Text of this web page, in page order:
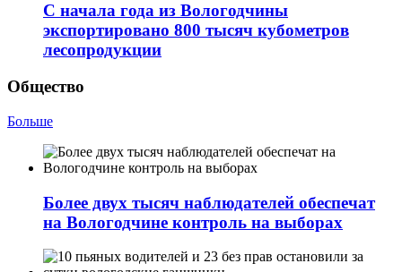
С начала года из Вологодчины
экспортировано 800 тысяч кубометров
лесопродукции
Общество
Больше
Более двух тысяч наблюдателей обеспечат
на Вологодчине контроль на выборах